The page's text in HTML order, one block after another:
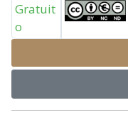
Gratuit
o